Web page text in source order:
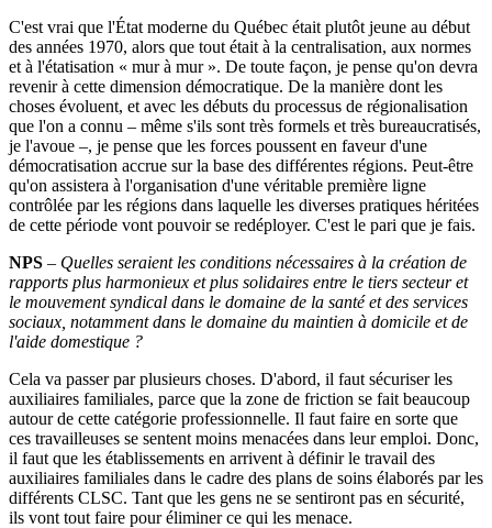
C'est vrai que l'État moderne du Québec était plutôt jeune au début
des années 1970, alors que tout était à la centralisation, aux normes
et à l'étatisation « mur à mur ». De toute façon, je pense qu'on devra
revenir à cette dimension démocratique. De la manière dont les
choses évoluent, et avec les débuts du processus de régionalisation
que l'on a connu – même s'ils sont très formels et très bureaucratisés,
je l'avoue –, je pense que les forces poussent en faveur d'une
démocratisation accrue sur la base des différentes régions. Peut-être
qu'on assistera à l'organisation d'une véritable première ligne
contrôlée par les régions dans laquelle les diverses pratiques héritées
de cette période vont pouvoir se redéployer. C'est le pari que je fais.
NPS – Quelles seraient les conditions nécessaires à la création de
rapports plus harmonieux et plus solidaires entre le tiers secteur et
le mouvement syndical dans le domaine de la santé et des services
sociaux, notamment dans le domaine du maintien à domicile et de
l'aide domestique ?
Cela va passer par plusieurs choses. D'abord, il faut sécuriser les
auxiliaires familiales, parce que la zone de friction se fait beaucoup
autour de cette catégorie professionnelle. Il faut faire en sorte que
ces travailleuses se sentent moins menacées dans leur emploi. Donc,
il faut que les établissements en arrivent à définir le travail des
auxiliaires familiales dans le cadre des plans de soins élaborés par les
différents CLSC. Tant que les gens ne se sentiront pas en sécurité,
ils vont tout faire pour éliminer ce qui les menace.